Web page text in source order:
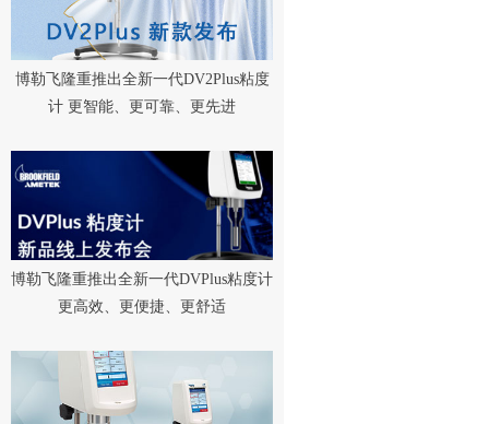
博勒飞隆重推出全新一代DV2Plus粘度
计 更智能、更可靠、更先进
博勒飞隆重推出全新一代DVPlus粘度计
更高效、更便捷、更舒适